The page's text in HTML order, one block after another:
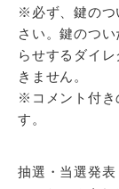
※必ず、鍵のつ
さい。鍵のつ
らせするダイ
きません。
※コメント付き
す。
抽選・当選発表